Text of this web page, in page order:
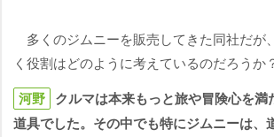
多くのジムニーを販売してきた同社だが
く役割はどのように考えているのだろうか
河野 クルマは本来もっと旅や冒険心を満
道具でした。その中でも特にジムニーは、